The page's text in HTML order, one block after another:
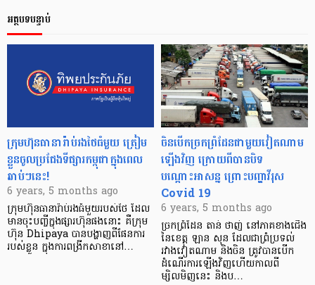
អត្ថបទបន្ទាប់
ក្រុមហ៊ុនធានារ៉ាប់រងថៃធំមួយ ត្រៀម
ខ្លួនចូលប្រជែងទីផ្សារកម្ពុជាក្នុងពេល
ឆាប់ៗនេះ!
6 years, 5 months ago
ក្រុមហ៊ុនធានារ៉ាប់រងធំមួយរបស់ថៃ ដែល
មានចុះបញ្ចីក្នុងផ្សារហ៊ុនផងនោះ គឺក្រុម
ហ៊ុន Dhipaya បានបង្ហាញពីផែនការ
របស់ខ្លួន ក្នុងការពង្រីកសាខានៅ…
ចិន​បើកច្រក​ព្រំដែន​ជាមួយ​វៀតណាម​
ឡើងវិញ ក្រោយពីបាន​បិទ​
បណ្ដោះអាសន្ន ព្រោះបញ្ហាវីរុស
Covid 19
6 years, 5 months ago
ច្រកព្រំដែន តាន់ ថាញ់ នៅភាគខាងជើង
នៃខេត្ត ឡាន សុន ដែលជាព្រំប្រទល់
រវាងវៀតណាម និងចិន ត្រូវបានបើក
ដំណើរការឡើងវិញហើយកាលពី
ម្សិលមិញនេះ និងប…